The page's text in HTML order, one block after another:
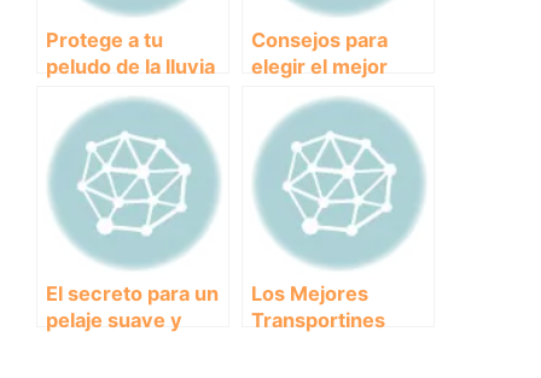
Protege a tu
peludo de la lluvia
con el mejor
chubasquero para
perros
Consejos para
elegir el mejor
remolque para
perros en bicicleta
El secreto para un
pelaje suave y
Los Mejores
Transportines